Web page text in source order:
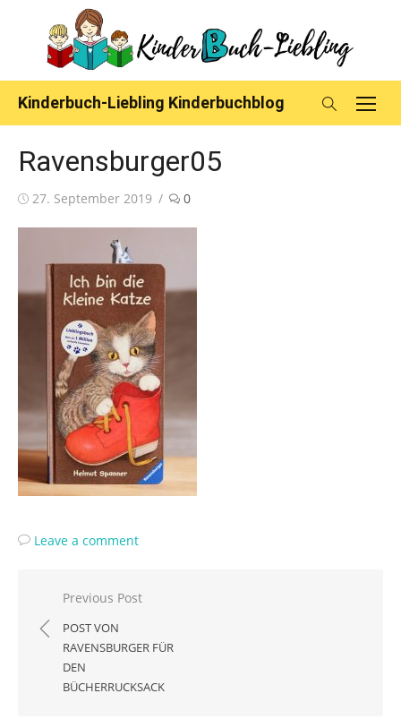
content
Kinderbuch-Liebling Kinderbuchblog
Ravensburger05
Posted
27. September 2019 0
Leave a comment
Beitragsnavigation
Previous Post
POST VON
RAVENSBURGER FÜR
DEN
BÜCHERRUCKSACK